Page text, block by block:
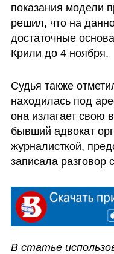
показания модели
решил, что на
достаточные
Крили до 4 ноября.
Судья также
находилась под
она излагает свою
бывший адвокат
журналисткой,
записала разговор
В статье